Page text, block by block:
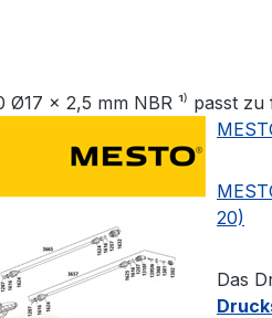
Ø17 × 2,5 mm NBR ¹⁾ passt
20)
Das